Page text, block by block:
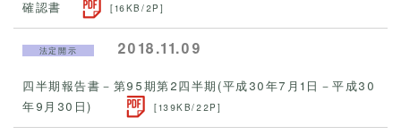
確認書 [16KB/2P]
法定開示 2018.11.09
四半期報告書－第95期第2四半期(平成30年7月1日－平成30
年9月30日)
[139KB/22P]